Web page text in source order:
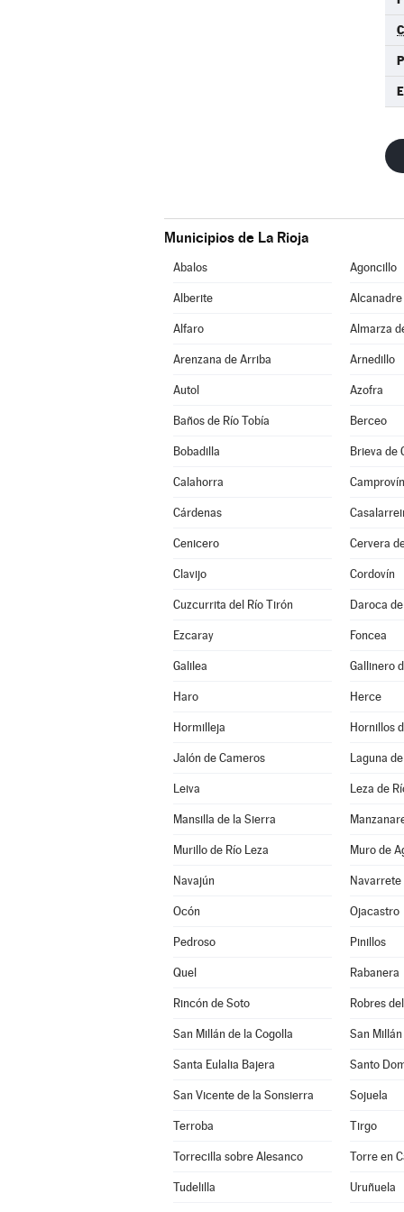
Municipios de La Rioja
Abalos Agoncillo
Alberite Alcanadre
Alfaro Almarza
Arenzana de Arriba Arnedillo
Autol Azofra
Baños de Río Tobía Berceo
Bobadilla Brieva de
Calahorra Camprovín
Cárdenas
Cenicero Cervera
Clavijo Cordovín
Cuzcurrita del Río Tirón Daroca
Ezcaray Foncea
Galilea Gallinero
Haro Herce
Hormilleja Hornillos
Jalón de Cameros Laguna
Leiva Leza de
Mansilla de la Sierra
Murillo de Río Leza Muro de
Navajún Navarrete
Ocón Ojacastro
Pedroso Pinillos
Quel Rabanera
Rincón de Soto Robres
San Millán de la Cogolla San
Santa Eulalia Bajera Santo
San Vicente de la Sonsierra Sojuela
Terroba Tirgo
Torrecilla sobre Alesanco Torre en
Tudelilla Uruñuela